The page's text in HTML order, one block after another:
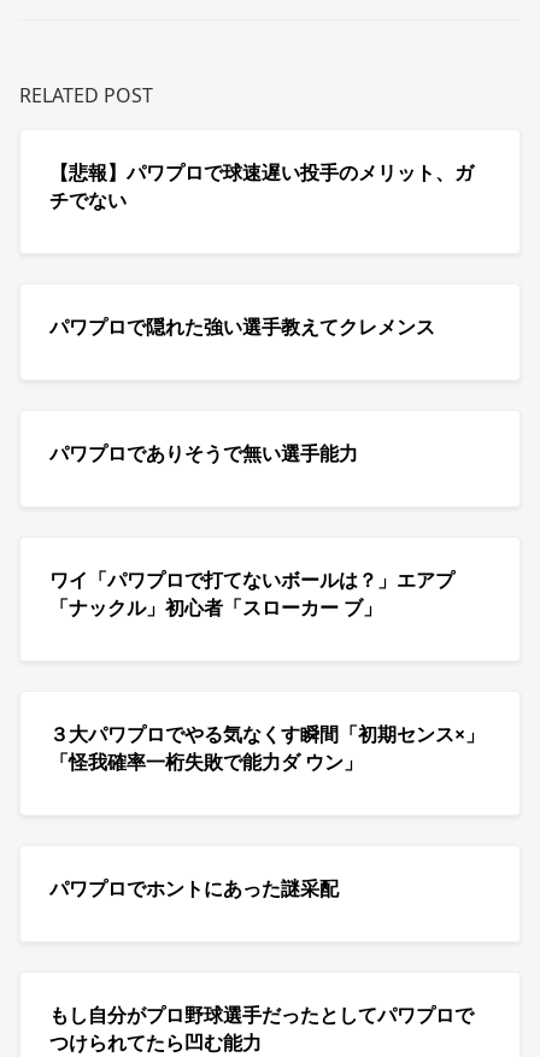
RELATED POST
【悲報】パワプロで球速遅い投手のメリット、ガ
チでない
パワプロで隠れた強い選手教えてクレメンス
パワプロでありそうで無い選手能力
ワイ「パワプロで打てないボールは？」エアプ
「ナックル」初心者「スローカー ブ」
３大パワプロでやる気なくす瞬間「初期センス×」
「怪我確率一桁失敗で能力ダ ウン」
パワプロでホントにあった謎采配
もし自分がプロ野球選手だったとしてパワプロで
つけられてたら凹む能力